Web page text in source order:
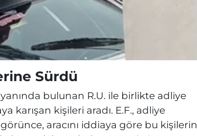
Sürdü
bulunan R.U. ile birlikte adliye
karışan kişileri aradı. E.F., adliye
görünce, aracını iddiaya göre bu kişilerin